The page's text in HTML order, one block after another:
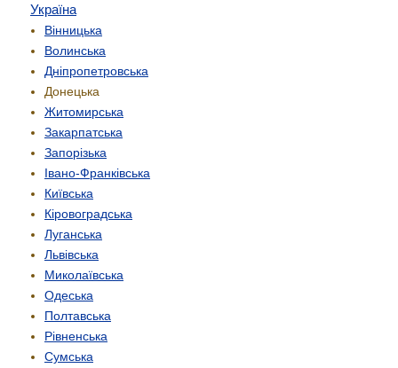
Україна
Вінницька
Волинська
Дніпропетровська
Донецька
Житомирська
Закарпатська
Запорізька
Івано-Франківська
Київська
Кіровоградська
Луганська
Львівська
Миколаївська
Одеська
Полтавська
Рівненська
Сумська